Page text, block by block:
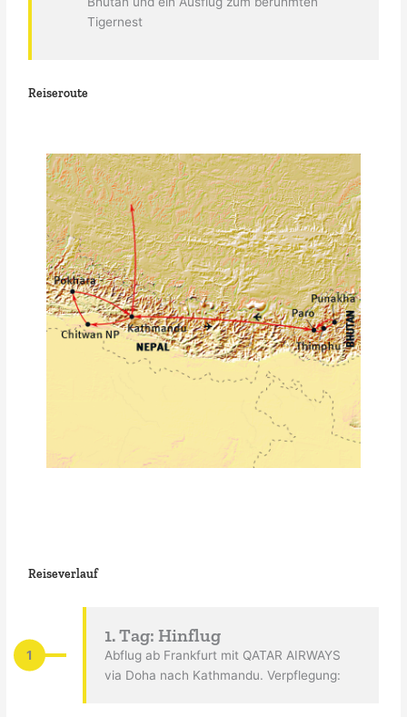
Tigernest
Reiseroute
Reiseverlauf
1
1. Tag: Hinflug
Abflug ab Frankfurt mit QATAR AIRWAYS
via Doha nach Kathmandu. Verpflegung: